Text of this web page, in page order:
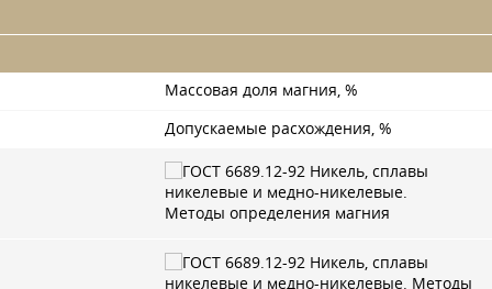
Массовая доля магния, %
Допускаемые расхождения, %